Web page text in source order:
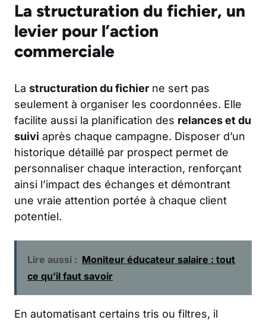
La structuration du fichier, un
levier pour l’action
commerciale
La structuration du fichier ne sert pas
seulement à organiser les coordonnées. Elle
facilite aussi la planification des relances et du
suivi après chaque campagne. Disposer d’un
historique détaillé par prospect permet de
personnaliser chaque interaction, renforçant
ainsi l’impact des échanges et démontrant
une vraie attention portée à chaque client
potentiel.
Lire aussi : Moniteur éducateur salaire : tout
ce qu’il faut savoir
En automatisant certains tris ou filtres, il